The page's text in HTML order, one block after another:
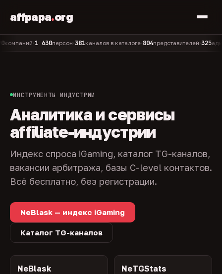
affpapa.org
•1 630персон•381каналов в каталоге•804представителей•325админов
ИНСТРУМЕНТЫ ИНДУСТРИИ
Аналитика и сервисы
affiliate-индустрии
Индекс спроса iGaming, каталог TG-каналов,
вакансии арбитража, базы C-level контактов.
Всё бесплатно, без регистрации.
NeBlask — индекс iGaming
Каталог TG-каналов
NeBlask
NeTGStats